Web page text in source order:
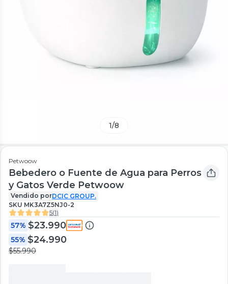
1/8
Petwoow
Bebedero o Fuente de Agua para Perros
y Gatos Verde Petwoow
Vendido porDCIC GROUP.
SKU MK3A7Z5NJ0-2
5(1)
57% $23.990
55% $24.990
$55.990